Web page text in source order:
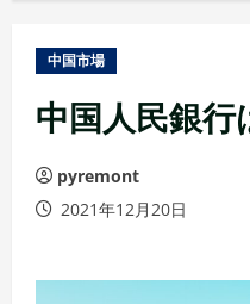
中国市場
中国人民銀
pyremont
2021年12月20日